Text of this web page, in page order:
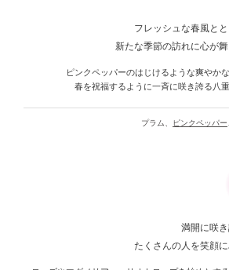
フレッシュな春風と
新たな季節の訪れに心が
ピンクペッパーのはじけるような爽やか
春を祝福するように一斉に咲き誇る 八
プラム、 ピンクペッパー
満開に咲
たくさんの人を笑顔に